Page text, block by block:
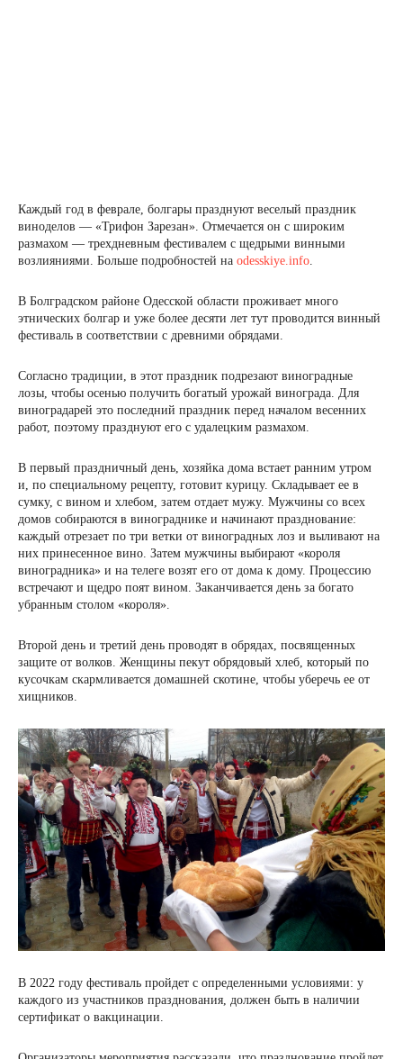
Каждый год в феврале, болгары празднуют веселый праздник
виноделов — «Трифон Зарезан». Отмечается он с широким
размахом — трехдневным фестивалем с щедрыми винными
возлияниями. Больше подробностей на odesskiye.info.
В Болградском районе Одесской области проживает много
этнических болгар и уже более десяти лет тут проводится винный
фестиваль в соответствии с древними обрядами.
Согласно традиции, в этот праздник подрезают виноградные
лозы, чтобы осенью получить богатый урожай винограда. Для
виноградарей это последний праздник перед началом весенних
работ, поэтому празднуют его с удалецким размахом.
В первый праздничный день, хозяйка дома встает ранним утром
и, по специальному рецепту, готовит курицу. Складывает ее в
сумку, с вином и хлебом, затем отдает мужу. Мужчины со всех
домов собираются в винограднике и начинают празднование:
каждый отрезает по три ветки от виноградных лоз и выливают на
них принесенное вино. Затем мужчины выбирают «короля
виноградника» и на телеге возят его от дома к дому. Процессию
встречают и щедро поят вином. Заканчивается день за богато
убранным столом «короля».
Второй день и третий день проводят в обрядах, посвященных
защите от волков. Женщины пекут обрядовый хлеб, который по
кусочкам скармливается домашней скотине, чтобы уберечь ее от
хищников.
В 2022 году фестиваль пройдет с определенными условиями: у
каждого из участников празднования, должен быть в наличии
сертификат о вакцинации.